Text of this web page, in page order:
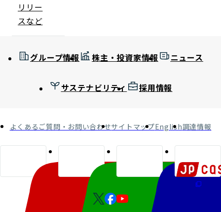
リリー
スなど
グループ情報 株主・投資家情報 ニュース
サステナビリティ 採用情報
よくあるご質問・お問い合わせサイトマップEnglish調達情報